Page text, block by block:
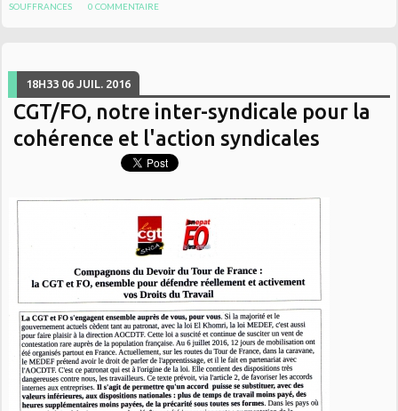
SOUFFRANCES
0 COMMENTAIRE
18H33 06 JUIL. 2016
CGT/FO, notre inter-syndicale pour la
cohérence et l'action syndicales